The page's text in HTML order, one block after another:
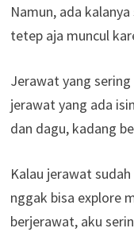
Namun, ada
tetep aja muncul
Jerawat yang
jerawat yang ada
dan dagu, kadang
Kalau jerawat
nggak bisa explore
berjerawat, aku